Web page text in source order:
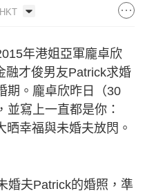
年港姐亞軍龐卓欣
融才俊男友Patrick求婚
期。龐卓欣昨日（30
並寫上一直都是你：
晒幸福與未婚夫放閃。
婚夫Patrick的婚照，準